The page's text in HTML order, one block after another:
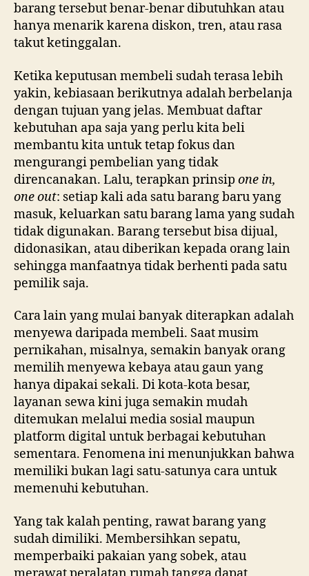
barang tersebut benar-benar dibutuhkan atau
hanya menarik karena diskon, tren, atau rasa
takut ketinggalan.
Ketika keputusan membeli sudah terasa lebih
yakin, kebiasaan berikutnya adalah berbelanja
dengan tujuan yang jelas. Membuat daftar
kebutuhan apa saja yang perlu kita beli
membantu kita untuk tetap fokus dan
mengurangi pembelian yang tidak
direncanakan. Lalu, terapkan prinsip one in,
one out: setiap kali ada satu barang baru yang
masuk, keluarkan satu barang lama yang sudah
tidak digunakan. Barang tersebut bisa dijual,
didonasikan, atau diberikan kepada orang lain
sehingga manfaatnya tidak berhenti pada satu
pemilik saja.
Cara lain yang mulai banyak diterapkan adalah
menyewa daripada membeli. Saat musim
pernikahan, misalnya, semakin banyak orang
memilih menyewa kebaya atau gaun yang
hanya dipakai sekali. Di kota-kota besar,
layanan sewa kini juga semakin mudah
ditemukan melalui media sosial maupun
platform digital untuk berbagai kebutuhan
sementara. Fenomena ini menunjukkan bahwa
memiliki bukan lagi satu-satunya cara untuk
memenuhi kebutuhan.
Yang tak kalah penting, rawat barang yang
sudah dimiliki. Membersihkan sepatu,
memperbaiki pakaian yang sobek, atau